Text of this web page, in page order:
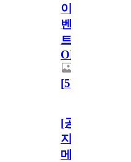
이
벤
트
OPEN!
[5]
[공
지]
메